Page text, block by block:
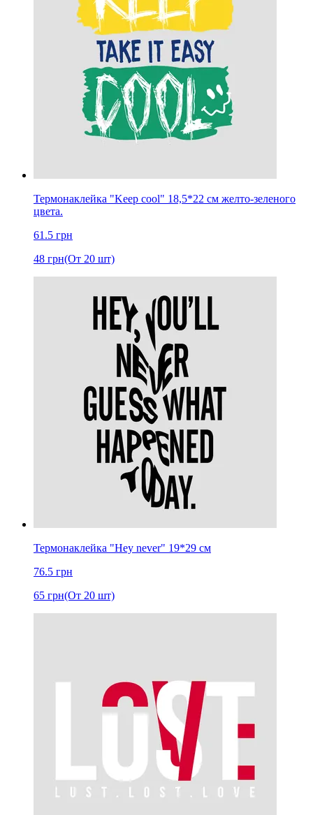
Термонаклейка "Keep cool" 18,5*22 см желто-зеленого
цвета.
61.5 грн
48 грн(От 20 шт)
Термонаклейка "Hey never" 19*29 см
76.5 грн
65 грн(От 20 шт)